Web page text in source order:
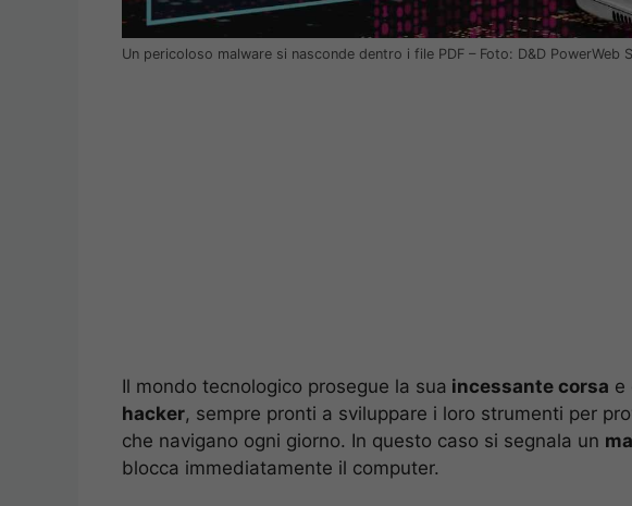
Un pericoloso malware si nasconde dentro i file PDF – Foto: D&D PowerWeb
Il mondo tecnologico prosegue la sua incessante corsa e
hacker, sempre pronti a sviluppare i loro strumenti per
che navigano ogni giorno. In questo caso si segnala un
blocca immediatamente il computer.